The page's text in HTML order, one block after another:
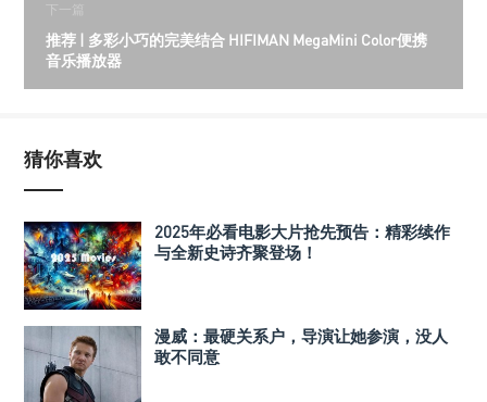
下一篇
推荐 | 多彩小巧的完美结合 HIFIMAN MegaMini Color便携
音乐播放器
猜你喜欢
2025年必看电影大片抢先预告：精彩续作
与全新史诗齐聚登场！
漫威：最硬关系户，导演让她参演，没人
敢不同意